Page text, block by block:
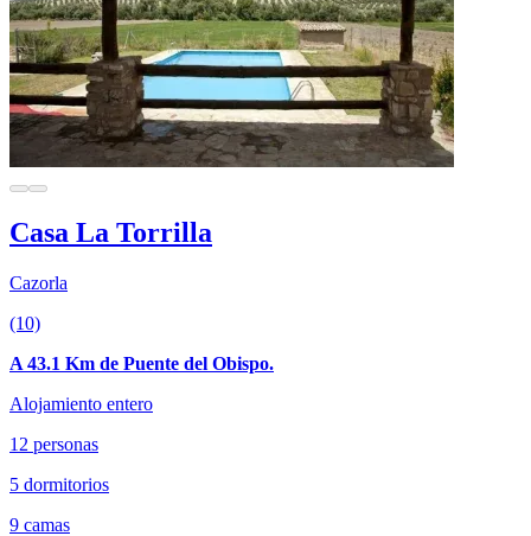
Casa La Torrilla
Cazorla
(10)
A 43.1 Km de Puente del Obispo.
Alojamiento entero
12 personas
5 dormitorios
9 camas